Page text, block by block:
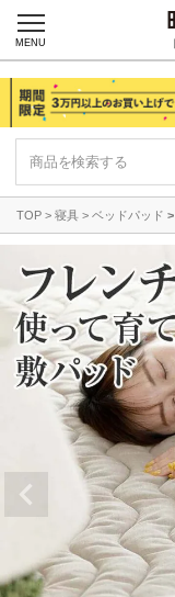
MENU
TOP 寝具 ベッドパッド